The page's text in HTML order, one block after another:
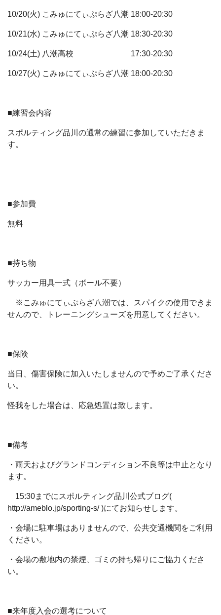
10/20(火) こみゅにてぃぷらざ八潮 18:00-20:30
10/21(水) こみゅにてぃぷらざ八潮 18:30-20:30
10/24(土) 八潮高校 17:30-20:30
10/27(火) こみゅにてぃぷらざ八潮 18:00-20:30
■練習会内容
スポルティング品川の通常の練習に参加していただきま
す。
■参加費
無料
■持ち物
サッカー用具一式（ボール不要）
※こみゅにてぃぷらざ八潮では、スパイクの使用できま
せんので、トレーニングシューズを用意してください。
■保険
当日、傷害保険に加入いたしませんので予めご了承くださ
い。
怪我をした場合は、応急処置は致します。
■備考
・雨天およびグランドコンディション不良等は中止となり
ます。
15:30までにスポルティング品川公式ブログ(
http://ameblo.jp/sporting-s/ )にてお知らせします。
・会場に駐車場はありませんので、公共交通機関をご利用
ください。
・会場の敷地内の禁煙、ゴミの持ち帰りにご協力くださ
い。
■来年度入会の選考について